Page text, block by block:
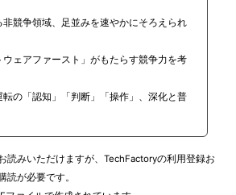
非競争領域、足並みを速やかにそろえられ
ウェアファースト」がもたらす競争力を考
転の「認知」「判断」「操作」、深化と普
読みいただけますが、TechFactoryの利用登録お
読が必要です。